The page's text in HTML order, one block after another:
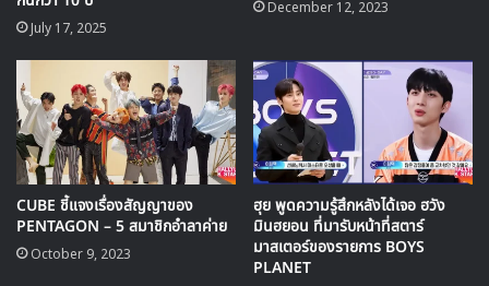
July 17, 2025
December 12, 2023
CUBE ชี้แจงเรื่องสัญญาของ
PENTAGON – 5 สมาชิกอำลาค่าย
October 9, 2023
ฮุย พูดความรู้สึกหลังได้เจอ ฮวัง
มินฮยอน ที่มารับหน้าที่สตาร์
มาสเตอร์ของรายการ BOYS
PLANET